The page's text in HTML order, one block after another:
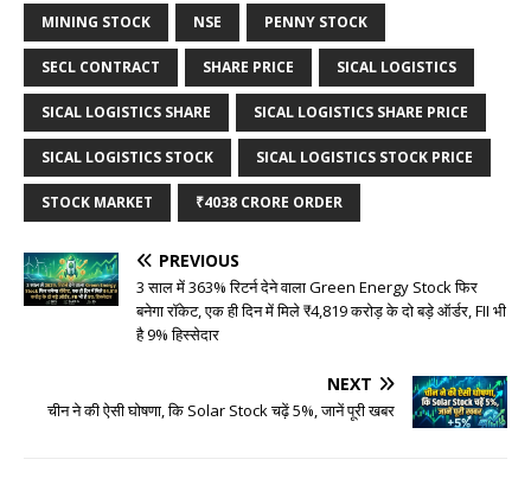
MINING STOCK NSE PENNY STOCK
SECL CONTRACT SHARE PRICE SICAL LOGISTICS
SICAL LOGISTICS SHARE SICAL LOGISTICS SHARE PRICE
SICAL LOGISTICS STOCK SICAL LOGISTICS STOCK PRICE
STOCK MARKET ₹4038 CRORE ORDER
PREVIOUS
3 साल में 363% रिटर्न देने वाला Green Energy Stock फिर
बनेगा रॉकेट, एक ही दिन में मिले ₹4,819 करोड़ के दो बड़े ऑर्डर, FII भी
है 9% हिस्सेदार
NEXT
चीन ने की ऐसी घोषणा, कि Solar Stock चढ़ें 5%, जानें पूरी खबर